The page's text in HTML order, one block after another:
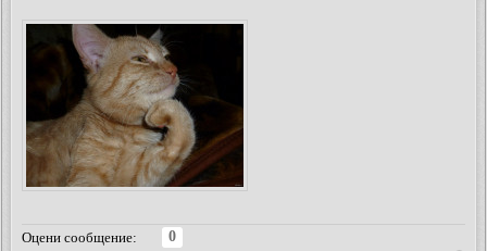
Оцени сообщение:
0